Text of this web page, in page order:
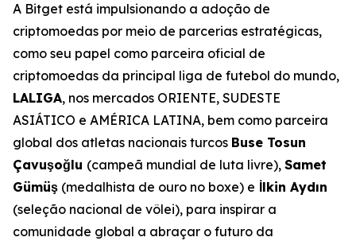
A Bitget está impulsionando a adoção de
criptomoedas por meio de parcerias estratégicas,
como seu papel como parceira oficial de
criptomoedas da principal liga de futebol do mundo,
LALIGA, nos mercados ORIENTE, SUDESTE
ASIÁTICO e AMÉRICA LATINA, bem como parceira
global dos atletas nacionais turcos Buse Tosun
Çavuşoğlu (campeã mundial de luta livre), Samet
Gümüş (medalhista de ouro no boxe) e İlkin Aydın
(seleção nacional de vôlei), para inspirar a
comunidade global a abraçar o futuro da